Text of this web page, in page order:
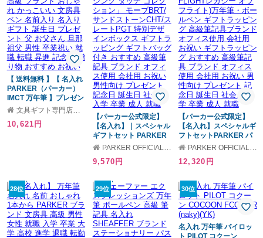
【 送料無料 】【 名入れ
PARKER（パーカー）
IMCT 万年筆 】プレゼン
ト 人気 実用的 万年筆 パ
しゃれ かっこいい 文房
すめ お祝い
文具ギフト専門店 キザブン
10,621円
【パーカー公式限定】
【名入れ】｜スペシャル
ギフトセット PARKER
IM 万年筆 F（細字）「フ
レクション」 モーブ
CHT/スレートPGT 特別
デザインボックス ギフ
トラッピング ギフトバ
ッグ付き おすすめ 高級
筆記具 ブランド オフィ
ス使用 会社用 お祝い 男
PARKER OFFICIAL SHOP
9,570円
【パーカー公式限定】
【名入れ】スペシャルギ
フトセットPARKER パ
ーカー・IM｜LEGACY
ブ フライト)万年筆・ボ
ング 高級筆記具ブラン
ド オフィス使用 会社用
お祝い ギフトラッピン
グ おすすめ 高級筆記具
ブランド オフィス使用
会社用 お祝い 男性向け
PARKER OFFICIAL SHOP
12,320円
28位 29位 30位
名入れ 万年筆 パイロッ
ト PILOT コクーン